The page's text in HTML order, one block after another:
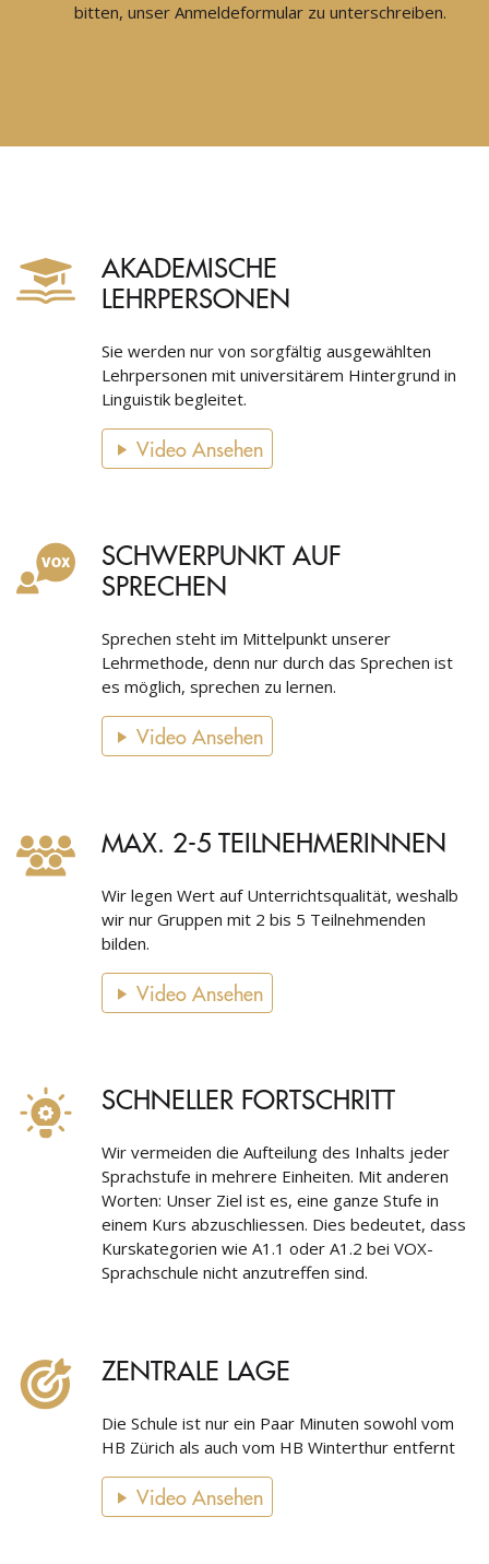
bitten, unser Anmeldeformular zu unterschreiben.
AKADEMISCHE
LEHRPERSONEN
Sie werden nur von sorgfältig ausgewählten
Lehrpersonen mit universitärem Hintergrund in
Linguistik begleitet.
Video Ansehen
SCHWERPUNKT AUF
SPRECHEN
Sprechen steht im Mittelpunkt unserer
Lehrmethode, denn nur durch das Sprechen ist
es möglich, sprechen zu lernen.
Video Ansehen
MAX. 2-5 TEILNEHMERINNEN
Wir legen Wert auf Unterrichtsqualität, weshalb
wir nur Gruppen mit 2 bis 5 Teilnehmenden
bilden.
Video Ansehen
SCHNELLER FORTSCHRITT
Wir vermeiden die Aufteilung des Inhalts jeder
Sprachstufe in mehrere Einheiten. Mit anderen
Worten: Unser Ziel ist es, eine ganze Stufe in
einem Kurs abzuschliessen. Dies bedeutet, dass
Kurskategorien wie A1.1 oder A1.2 bei VOX-
Sprachschule nicht anzutreffen sind.
ZENTRALE LAGE
Die Schule ist nur ein Paar Minuten sowohl vom
HB Zürich als auch vom HB Winterthur entfernt
Video Ansehen